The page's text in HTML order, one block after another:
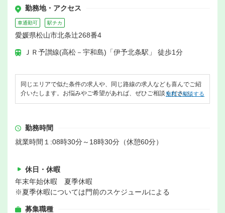
勤務地・アクセス
車通勤可 駅チカ
愛媛県松山市北条辻268番4
ＪＲ予讃線(高松－宇和島)「伊予北条駅」 徒歩1分
同じエリアで似た条件の求人や、同じ路線の求人なども喜んでご紹
介いたします。お悩みやご希望があれば、ぜひご相談ください。
無料で相談する
勤務時間
就業時間１:08時30分～18時30分（休憩60分）
休日・休暇
年末年始休暇 夏季休暇
※夏季休暇については門前のスケジュールによる
募集職種